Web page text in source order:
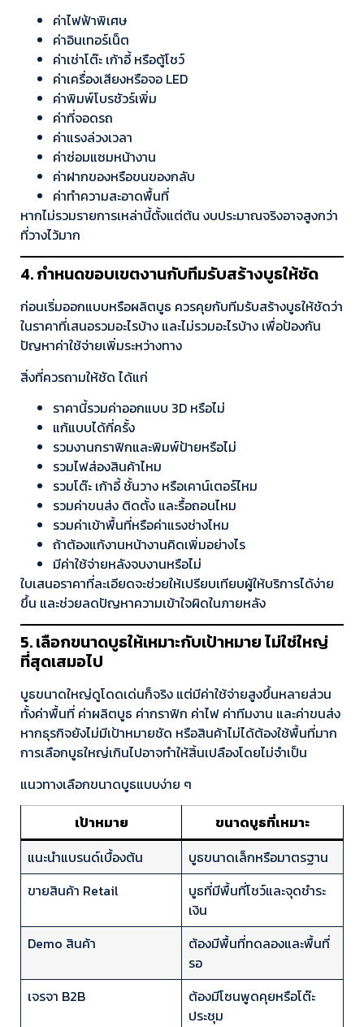
ค่าไฟฟ้าพิเศษ
ค่าอินเทอร์เน็ต
ค่าเช่าโต๊ะ เก้าอี้ หรือตู้โชว์
ค่าเครื่องเสียงหรือจอ LED
ค่าพิมพ์โบรชัวร์เพิ่ม
ค่าที่จอดรถ
ค่าแรงล่วงเวลา
ค่าซ่อมแซมหน้างาน
ค่าฝากของหรือขนของกลับ
ค่าทำความสะอาดพื้นที่
หากไม่รวมรายการเหล่านี้ตั้งแต่ต้น งบประมาณจริงอาจสูงกว่า
ที่วางไว้มาก
4. กำหนดขอบเขตงานกับทีมรับสร้างบูธให้ชัด
ก่อนเริ่มออกแบบหรือผลิตบูธ ควรคุยกับทีมรับสร้างบูธให้ชัดว่า
ในราคาที่เสนอรวมอะไรบ้าง และไม่รวมอะไรบ้าง เพื่อป้องกัน
ปัญหาค่าใช้จ่ายเพิ่มระหว่างทาง
สิ่งที่ควรถามให้ชัด ได้แก่
ราคานี้รวมค่าออกแบบ 3D หรือไม่
แก้แบบได้กี่ครั้ง
รวมงานกราฟิกและพิมพ์ป้ายหรือไม่
รวมไฟส่องสินค้าไหม
รวมโต๊ะ เก้าอี้ ชั้นวาง หรือเคาน์เตอร์ไหม
รวมค่าขนส่ง ติดตั้ง และรื้อถอนไหม
รวมค่าเข้าพื้นที่หรือค่าแรงช่างไหม
ถ้าต้องแก้งานหน้างานคิดเพิ่มอย่างไร
มีค่าใช้จ่ายหลังจบงานหรือไม่
ใบเสนอราคาที่ละเอียดจะช่วยให้เปรียบเทียบผู้ให้บริการได้ง่าย
ขึ้น และช่วยลดปัญหาความเข้าใจผิดในภายหลัง
5. เลือกขนาดบูธให้เหมาะกับเป้าหมาย ไม่ใช่ใหญ่
ที่สุดเสมอไป
บูธขนาดใหญ่ดูโดดเด่นก็จริง แต่มีค่าใช้จ่ายสูงขึ้นหลายส่วน
ทั้งค่าพื้นที่ ค่าผลิตบูธ ค่ากราฟิก ค่าไฟ ค่าทีมงาน และค่าขนส่ง
หากธุรกิจยังไม่มีเป้าหมายชัด หรือสินค้าไม่ได้ต้องใช้พื้นที่มาก
การเลือกบูธใหญ่เกินไปอาจทำให้สิ้นเปลืองโดยไม่จำเป็น
แนวทางเลือกขนาดบูธแบบง่าย ๆ
เป้าหมาย
ขนาดบูธที่เหมาะ
แนะนำแบรนด์เบื้องต้น
บูธขนาดเล็กหรือมาตรฐาน
ขายสินค้า Retail
บูธที่มีพื้นที่โชว์และจุดชำระ
เงิน
Demo สินค้า
ต้องมีพื้นที่ทดลองและพื้นที่
รอ
เจรจา B2B
ต้องมีโซนพูดคุยหรือโต๊ะ
ประชุม